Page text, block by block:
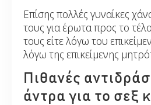
Επίσης πολλές γυναίκες
τους για έρωτα προς το
τους είτε λόγω του
λόγω της επικείμενης
Πιθανές
άντρα για το σεξ